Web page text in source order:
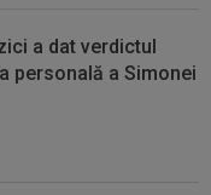
a dat verdictul
personală a Simonei